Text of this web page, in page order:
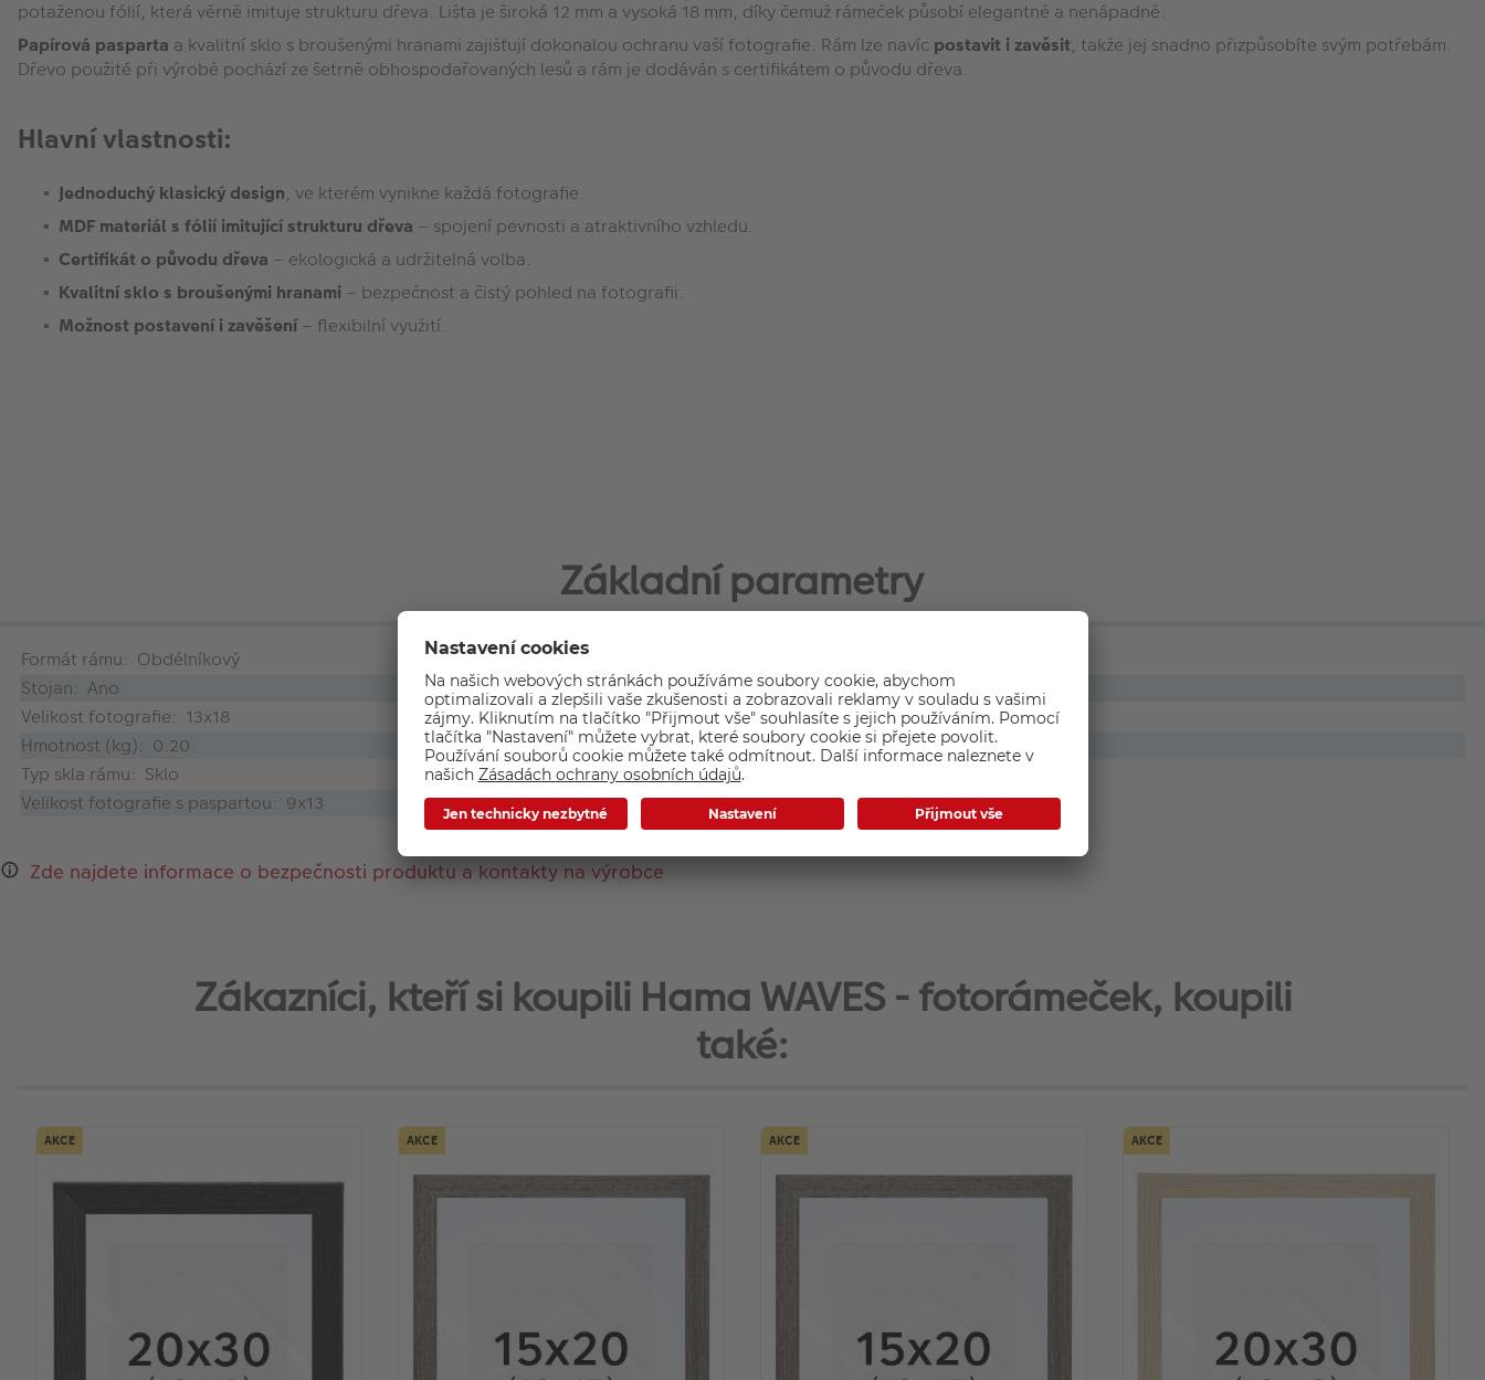
potaženou fólií, která věrně imituje strukturu dřeva. Lišta je široká 12 mm a vysoká 18 mm, díky čemuž rámeček působí elegantně a nenápadně.
Papírová pasparta a kvalitní sklo s broušenými hranami zajišťují dokonalou ochranu vaší fotografie. Rám lze navíc postavit i zavěsit, takže jej snadno přizpůsobíte svým potřebám.
Dřevo použité při výrobě pochází ze šetrně obhospodařovaných lesů a rám je dodáván s certifikátem o původu dřeva.
Hlavní vlastnosti:
Jednoduchý klasický design, ve kterém vynikne každá fotografie.
MDF materiál s fólií imitující strukturu dřeva – spojení pevnosti a atraktivního vzhledu.
Certifikát o původu dřeva – ekologická a udržitelná volba.
Kvalitní sklo s broušenými hranami – bezpečnost a čistý pohled na fotografii.
Možnost postavení i zavěšení – flexibilní využití.
Základní parametry
Formát rámu: Obdélníkový
Stojan: Ano
Pasparta: Ano
Velikost fotografie: 13x18
Značka: Hama
Hmotnost (kg): 0.20
Materiál rámu: Dřevo
Typ skla rámu: Sklo
Velikost fotografie s paspartou: 9x13
Zde najdete informace o bezpečnosti produktu a kontakty na výrobce
Zákazníci, kteří si koupili Hama WAVES - fotorámeček, koupili
také:
AKCE AKCE AKCE AKCE